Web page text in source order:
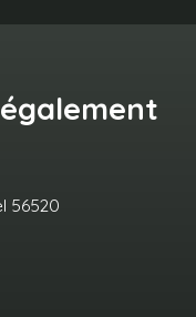
également